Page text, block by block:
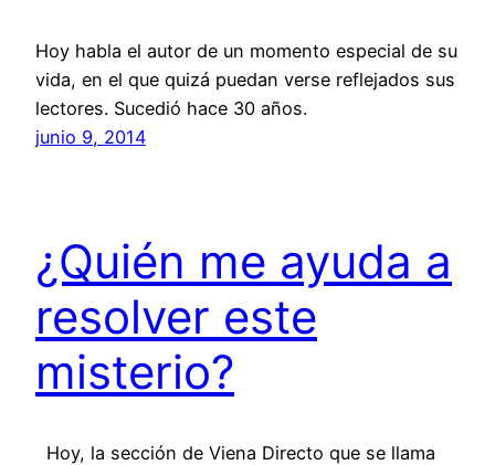
Hoy habla el autor de un momento especial de su
vida, en el que quizá puedan verse reflejados sus
lectores. Sucedió hace 30 años.
junio 9, 2014
¿Quién me ayuda a
resolver este
misterio?
Hoy, la sección de Viena Directo que se llama